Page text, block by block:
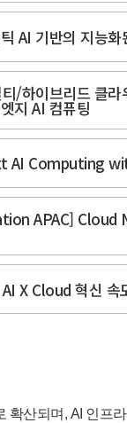
AI 기반의 지능
/하이브리드 클
지 AI 컴퓨팅
AI Computing
APAC] Cloud
X Cloud 혁신 속
확산되며, AI 인프